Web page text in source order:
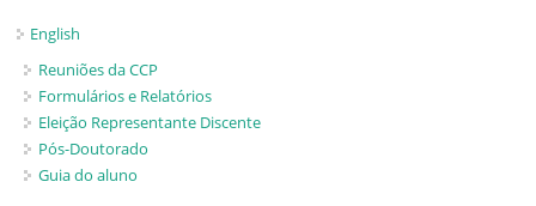
English
Reuniões da CCP
Formulários e Relatórios
Eleição Representante Discente
Pós-Doutorado
Guia do aluno